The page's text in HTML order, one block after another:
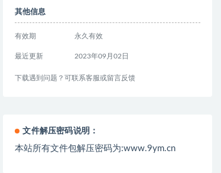
其他信息
有效期 永久有效
最近更新 2023年09月02日
下载遇到问题？可联系客服或留言反馈
文件解压密码说明：
本站所有文件包解压密码为:www.9ym.cn